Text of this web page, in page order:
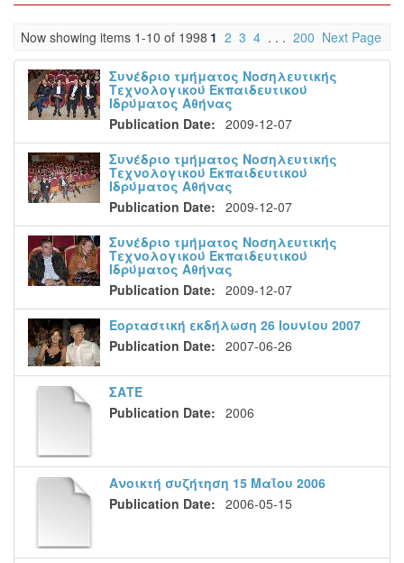
Now showing items 1-10 of 1998 1 2 3 4 . . . 200 Next Page
Συνέδριο τμήματος Νοσηλευτικής
Τεχνολογικού Εκπαιδευτικού
Ιδρύματος Αθήνας
Publication Date: 2009-12-07
Συνέδριο τμήματος Νοσηλευτικής
Τεχνολογικού Εκπαιδευτικού
Ιδρύματος Αθήνας
Publication Date: 2009-12-07
Συνέδριο τμήματος Νοσηλευτικής
Τεχνολογικού Εκπαιδευτικού
Ιδρύματος Αθήνας
Publication Date: 2009-12-07
Εορταστική εκδήλωση 26 Ιουνίου 2007
Publication Date: 2007-06-26
ΣΑΤΕ
Publication Date: 2006
Ανοικτή συζήτηση 15 Μαΐου 2006
Publication Date: 2006-05-15